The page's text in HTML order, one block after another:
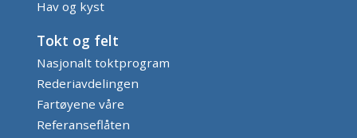
Hav og kyst
Tokt og felt
Nasjonalt toktprogram
Rederiavdelingen
Fartøyene våre
Referanseflåten